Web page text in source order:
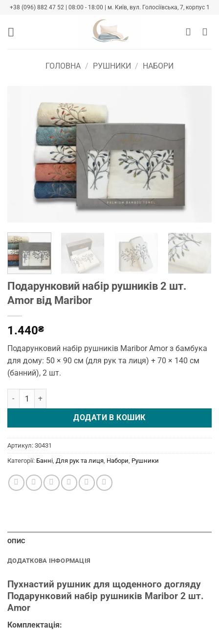
Skip
content
+38 (096) 882 47 52 | 08:00 - 18:00 | м. Київ, вул. Голосіївська, 7, корпус 1
ГОЛОВНА / РУШНИКИ / НАБОРИ
Подарунковий набір рушників 2 шт.
Amor від Maribor
1.440₴
Подарунковий набір рушників Maribor Amor з бамбука
для дому: 50 × 90 см (для рук та лиця) + 70 × 140 см
(банний), 2 шт.
Подарунковий набір рушників 2 шт. Amor від Maribor кількість
ДОДАТИ В КОШИК
Артикул: 30431
Категорії: Банні, Для рук та лиця, Набори, Рушники
ОПИС
ДОДАТКОВА ІНФОРМАЦІЯ
Пухнастий рушник для щоденного догляду
Подарунковий набір рушників Maribor 2 шт.
Amor
Комплектація: